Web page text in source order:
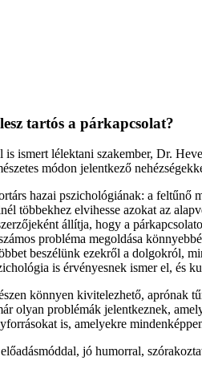
tartós a párkapcsolat?
is ismert lélektani szakember, Dr.
módon jelentkező
hazai pszichológiának: a
többekhez elvihesse azokat az
állítja, hogy a
probléma megoldása
beszélünk ezekről a dolgokról,
is érvényesnek ismer el,
könnyen kivitelezhető, aprónak
olyan problémák jelentkeznek,
is, amelyekre
jó humorral,